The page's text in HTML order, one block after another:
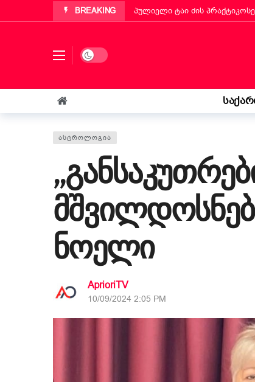
BREAKING პულიელი ტაი ძის
„ბეტა ჰოლდინგი“ EBIT
ქართველმა ემიგრანტმა
რა უნდა იცოდეს „კოლფ-
იტალიის პარლამენტმა
Dark mode
ᲐᲡᲢᲠᲝᲚᲝᲒᲘᲐ
ნოელი
AprioriTV
10/09/2024 2:05 PM